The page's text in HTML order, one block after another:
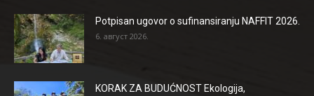
Potpisan ugovor o sufinansiranju NAFFIT 2026.
6. август 2026.
KORAK ZA BUDUĆNOST Ekologija,